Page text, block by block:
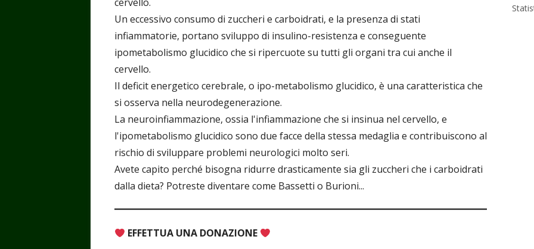
Un eccessivo consumo di zuccheri e carboidrati, e la presenza di stati
infiammatorie, portano sviluppo di insulino-resistenza e conseguente
ipometabolismo glucidico che si ripercuote su tutti gli organi tra cui anche il
cervello.
Il deficit energetico cerebrale, o ipo-metabolismo glucidico, è una caratteristica che
si osserva nella neurodegenerazione.
La neuroinfiammazione, ossia l'infiammazione che si insinua nel cervello, e
l'ipometabolismo glucidico sono due facce della stessa medaglia e contribuiscono al
rischio di sviluppare problemi neurologici molto seri.
Avete capito perché bisogna ridurre drasticamente sia gli zuccheri che i carboidrati
dalla dieta? Potreste diventare come Bassetti o Burioni...
EFFETTUA UNA DONAZIONE